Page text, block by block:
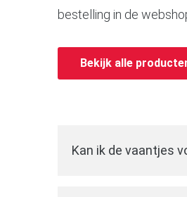
bestelling in de
Bekijk alle
Kan ik de vaantjes